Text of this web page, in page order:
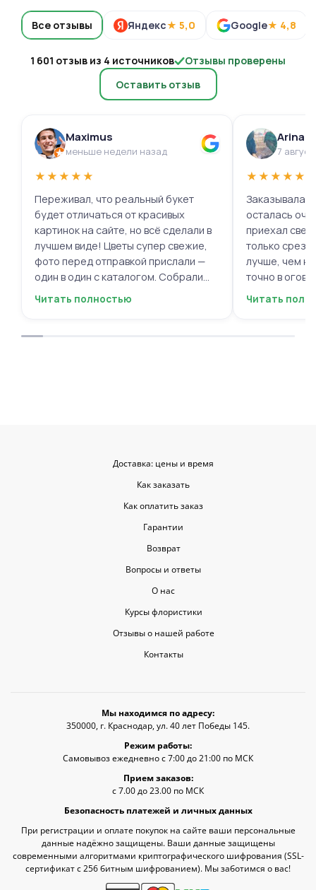
Все отзывы Яндекс★ 5,0 Google★ 4,8
1 601 отзыв из 4 источников
Отзывы проверены
Оставить отзыв
Maximus
меньше недели назад
★★★★★
Переживал, что реальный букет
будет отличаться от красивых
картинок на сайте, но всё сделали в
лучшем виде! Цветы супер свежие,
фото перед отправкой прислали —
один в один с каталогом. Собрали
быстро, курьер не подвёл. Мужской
Читать полностью
Arina
7
★★★★★
Заказывала
осталась очень
приехал
только
лучше, чем
точно в
вежливый,
Читать
Доставка: цены и время
Как заказать
Как оплатить заказ
Гарантии
Возврат
Вопросы и ответы
О нас
Курсы флористики
Отзывы о нашей работе
Контакты
Мы находимся по адресу:
350000, г. Краснодар, ул. 40 лет Победы 145.
Режим работы:
Самовывоз ежедневно с 7:00 до 21:00 по МСК
Прием заказов:
с 7.00 до 23.00 по МСК
Безопасность платежей и личных данных
При регистрации и оплате покупок на сайте ваши персональные
данные надёжно защищены. Ваши данные защищены
современными алгоритмами криптографического шифрования (SSL-
сертификат c 256 битным шифрованием). Мы заботимся о вас!